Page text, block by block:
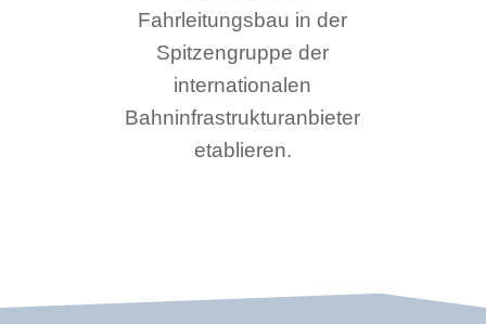
Fahrleitungsbau in der
Spitzengruppe der
internationalen
Bahninfrastrukturanbieter
etablieren.